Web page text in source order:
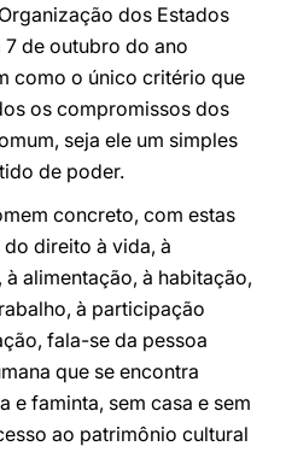
dos Estados
de outubro do ano
como o único critério que
os compromissos dos
seja ele um simples
de poder.
concreto, com estas
do direito à vida, à
alimentação, à habitação,
à participação
fala-se da pessoa
que se encontra
e faminta, sem casa e sem
ao patrimônio cultural